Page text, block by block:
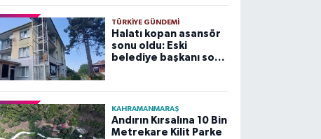
TÜRKIYE GÜNDEMI
Halatı kopan asansör
sonu oldu: Eski
belediye başkanı son
KAHRAMANMARAŞ
Andırın Kırsalına 10 Bin
Metrekare Kilit Parke